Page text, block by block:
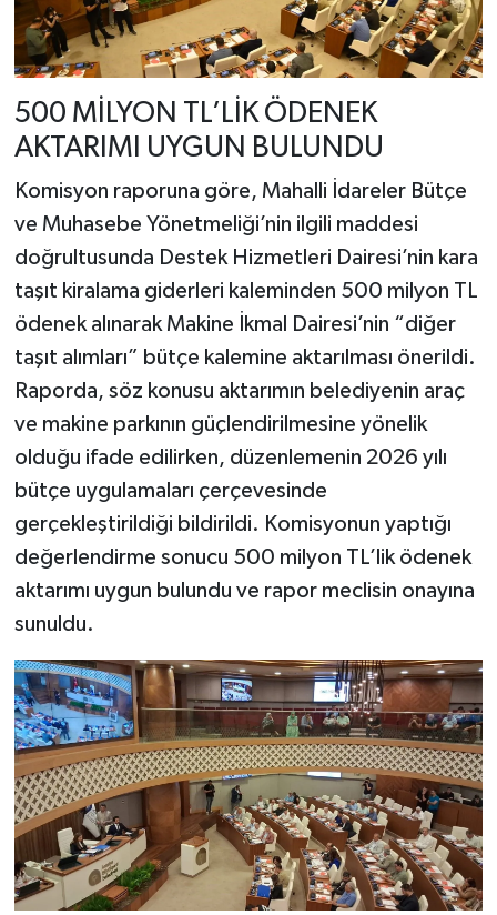
500 MİLYON TL’LİK ÖDENEK
AKTARIMI UYGUN BULUNDU
Komisyon raporuna göre, Mahalli İdareler Bütçe
ve Muhasebe Yönetmeliği’nin ilgili maddesi
doğrultusunda Destek Hizmetleri Dairesi’nin kara
taşıt kiralama giderleri kaleminden 500 milyon TL
ödenek alınarak Makine İkmal Dairesi’nin “diğer
taşıt alımları” bütçe kalemine aktarılması önerildi.
Raporda, söz konusu aktarımın belediyenin araç
ve makine parkının güçlendirilmesine yönelik
olduğu ifade edilirken, düzenlemenin 2026 yılı
bütçe uygulamaları çerçevesinde
gerçekleştirildiği bildirildi. Komisyonun yaptığı
değerlendirme sonucu 500 milyon TL’lik ödenek
aktarımı uygun bulundu ve rapor meclisin onayına
sunuldu.